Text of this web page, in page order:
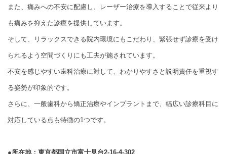
また、痛みへの不安に配慮し、レーザー治療を導入することで従来より
も痛みを抑えた診療を提供しています。
そして、リラックスできる院内環境にもこだわり、緊張せず診療を受け
られるよう空間づくりにも工夫が施されています。
不安を感じやすい歯科治療に対して、わかりやすさと説明責任を重視す
る姿勢が印象的です。
さらに、一般歯科から矯正治療やインプラントまで、幅広い診療科目に
対応している点も特徴の1つです。
●所在地：東京都国立市富士見台2-16-4-302